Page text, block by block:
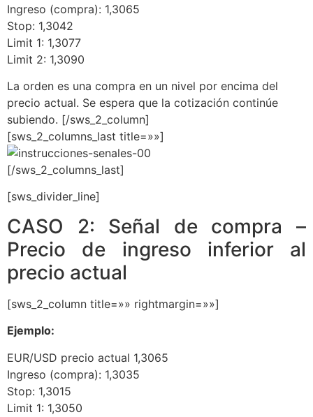
Ingreso (compra): 1,3065
Stop: 1,3042
Limit 1: 1,3077
Limit 2: 1,3090
La orden es una compra en un nivel por encima del
precio actual. Se espera que la cotización continúe
subiendo. [/sws_2_column]
[sws_2_columns_last title=»»]
[/sws_2_columns_last]
[sws_divider_line]
CASO 2: Señal de compra –
Precio de ingreso inferior al
precio actual
[sws_2_column title=»» rightmargin=»»]
Ejemplo:
EUR/USD precio actual 1,3065
Ingreso (compra): 1,3035
Stop: 1,3015
Limit 1: 1,3050